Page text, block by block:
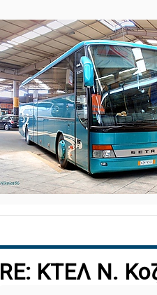
RE: ΚΤΕΛ Ν.